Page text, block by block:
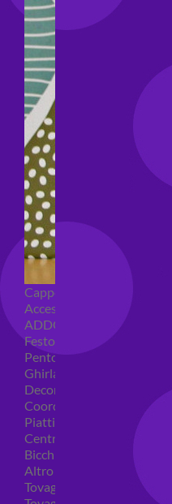
Cappellini per feste
Accessori per feste
ADDOBBI COMPLEANNO
Festoni compleanno
Pentolacce
Ghirlande decorative
Decorazioni tavola
Coordinati tavola per feste
Piatti compleanno
Centrotavola
Bicchieri feste
Altro
Tovaglioli